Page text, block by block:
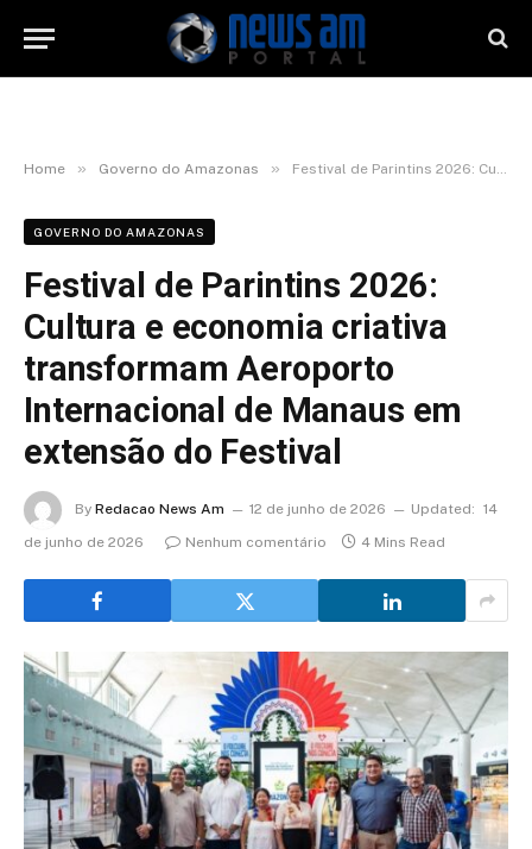
Home » Governo do Amazonas » Festival de Parintins 2026: Cultura e economia criativa transformam Aeroporto Internacional de Manaus em extensão do Festival
GOVERNO DO AMAZONAS
Festival de Parintins 2026:
Cultura e economia criativa
transformam Aeroporto
Internacional de Manaus em
extensão do Festival
By Redacao News Am 12 de junho de 2026 Updated: 14
de junho de 2026
Nenhum comentário 4 Mins Read